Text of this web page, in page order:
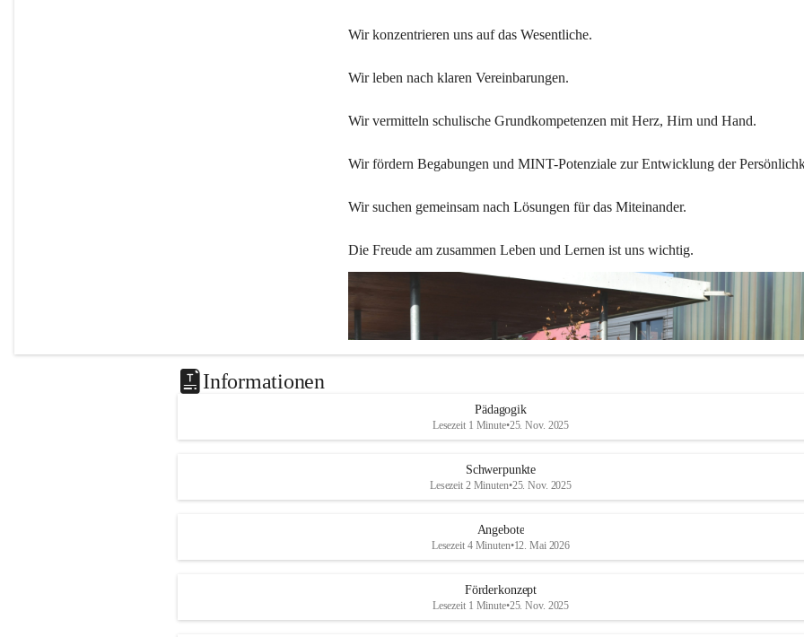
Wir konzentrieren uns auf das Wesentliche.
Wir leben nach klaren Vereinbarungen.
Wir vermitteln schulische Grundkompetenzen mit Herz, Hirn und Hand.
Wir fördern Begabungen und MINT-Potenziale zur Entwicklung der
Wir suchen gemeinsam nach Lösungen für das Miteinander.
Die Freude am zusammen Leben und Lernen ist uns wichtig.
Informationen
Pädagogik
Lesezeit 1 Minute•25. Nov. 2025
Schwerpunkte
Lesezeit 2 Minuten•25. Nov. 2025
Angebote
Lesezeit 4 Minuten•12. Mai 2026
Förderkonzept
Lesezeit 1 Minute•25. Nov. 2025